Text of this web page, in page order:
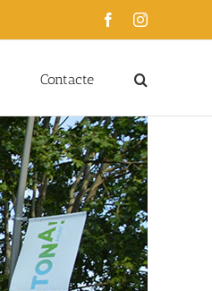
FacebookInstagram
Contacte